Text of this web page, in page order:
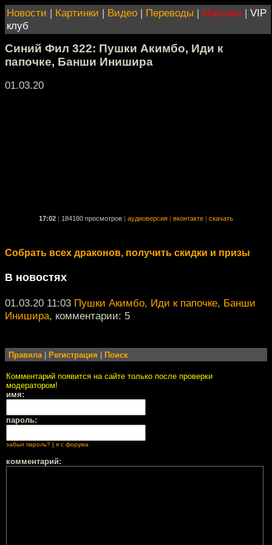
Новости | Картинки | Видео | Переводы | Магазин | VIP
клуб
Синий Фил 322: Пушки Акимбо, Иди к
папочке, Банши Инишира
01.03.20
17:02 184180 просмотров аудиоверсия вконтакте скачать
Собрать всех драконов, получить скидки и призы
В новостях
01.03.20 11:03 Пушки Акимбо, Иди к папочке, Банши
Инишира, комментарии: 5
Правила| Регистрация Поиск
Комментарий появится на сайте только после проверки
модератором!
имя:
пароль:
забыл пароль? я с форума
комментарий: